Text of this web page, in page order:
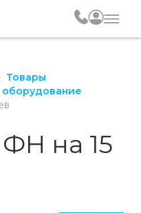
Товары
на 15